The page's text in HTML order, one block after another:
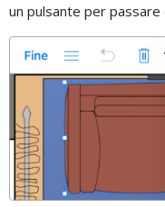
un pulsante per passare